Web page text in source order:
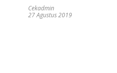
Cekadmin
27 Agustus 2019